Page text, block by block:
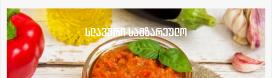
სლავური სამზარეულო